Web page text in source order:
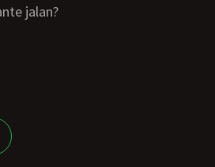
jalan?